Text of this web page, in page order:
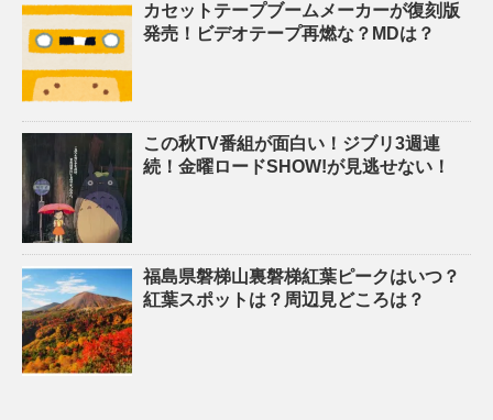
カセットテープブームメーカーが復刻版
発売！ビデオテープ再燃な？MDは？
この秋TV番組が面白い！ジブリ3週連
続！金曜ロードSHOW!が見逃せない！
福島県磐梯山裏磐梯紅葉ピークはいつ？
紅葉スポットは？周辺見どころは？